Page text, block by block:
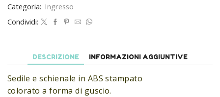
Categoria: Ingresso
Condividi:
DESCRIZIONE INFORMAZIONI AGGIUNTIVE
Sedile e schienale in ABS stampato
colorato a forma di guscio.